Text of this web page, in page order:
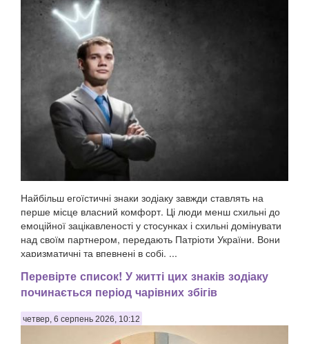
Найбільш егоїстичні знаки зодіаку завжди ставлять на
перше місце власний комфорт. Ці люди менш схильні до
емоційної зацікавленості у стосунках і схильні домінувати
над своїм партнером, передають Патріоти України. Вони
харизматичні та впевнені в собі, ...
Перевірте список! У житті цих знаків зодіаку
починається період чарівних збігів
четвер, 6 серпень 2026, 10:12